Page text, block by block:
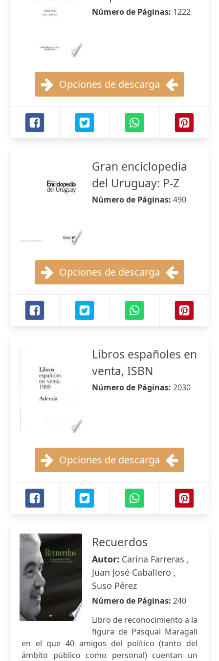
Número de Páginas: 1222
Opciones de descarga
Gran enciclopedia
del Uruguay: P-Z
Número de Páginas: 490
Opciones de descarga
Libros españoles en
venta, ISBN
Número de Páginas: 2030
Opciones de descarga
Recuerdos
Autor: Carina Farreras ,
Juan José Caballero ,
Suso Pérez
Número de Páginas: 240
Libro de reconocimiento a la
figura de Pasqual Maragall
en el que 40 amigos del político (tanto del
ámbito público como personal) cuentan un